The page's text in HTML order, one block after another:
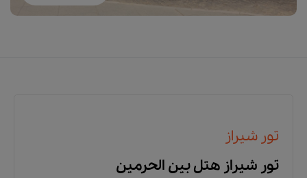
تور شیراز
تور شیراز هتل بین الحرمین